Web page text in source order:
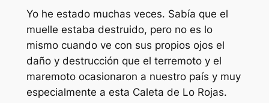
Yo he estado muchas veces. Sabía que el
muelle estaba destruido, pero no es lo
mismo cuando ve con sus propios ojos el
daño y destrucción que el terremoto y el
maremoto ocasionaron a nuestro país y muy
especialmente a esta Caleta de Lo Rojas.